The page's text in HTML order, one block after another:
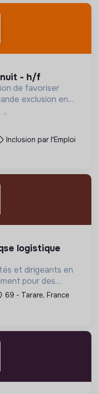
nuit - h/f
de favoriser
exclusion en
Inclusion par l'Emploi
et dirigeants en
pour des
durable, à
et à
69 - Tarare, France